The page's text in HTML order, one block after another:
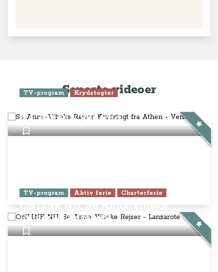
Seneste videoer
TV-program Krydstogter
fra Athen - Venedig
TV-program Aktiv ferie Charterferie
ONLINE NU: Se Anne-Vibeke
Rejser - Lanzarote